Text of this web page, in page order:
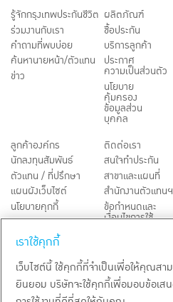
รู้จักกรุงเทพประกันชีวิต
ร่วมงานกับเรา
คำถามที่พบบ่อย
ค้นหานายหน้า/ตัวแทน
ข่าว
ผลิตภัณฑ์
ชื้อประกัน
บริการลูกค้า
ประกาศ
ความเป็นส่วนตัว
นโยบาย
คุ้มครอง
ข้อมูลส่วน
บุคคล
ลูกค้าองค์กร
นักลงทุนสัมพันธ์
ตัวแทน / ที่ปรึกษา
แผนผังเว็บไซต์
นโยบายคุกกี้
Third-Party Notices
ติดต่อเรา
สนใจทำประกัน
สาขาและแผนที่
สำนักงานตัวแทนฯ
ข้อกำหนดและ
เงื่อนไขการใช้
TH EN
สงวนลิขสิทธิ์ พ.ศ.2569
เราใช้คุกกี้
เว็บไซต์นี้ ใช้คุกกี้ที่จำเป็นเพื่อให้คุณสา
ยินยอม บริษัทจะใช้คุกกี้เพื่อมอบข้อเ